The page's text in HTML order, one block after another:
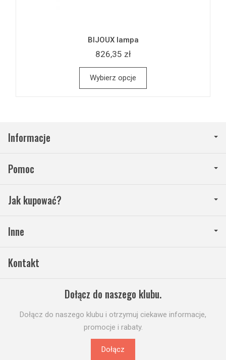
BIJOUX lampa
826,35 zł
Wybierz opcje
Informacje
Pomoc
Jak kupować?
Inne
Kontakt
Dołącz do naszego klubu.
Dołącz do naszego klubu i otrzymuj ciekawe informacje,
promocje i rabaty.
Dołącz